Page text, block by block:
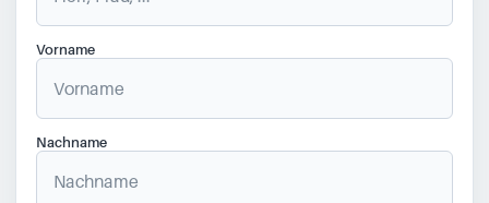
Vorname
Nachname